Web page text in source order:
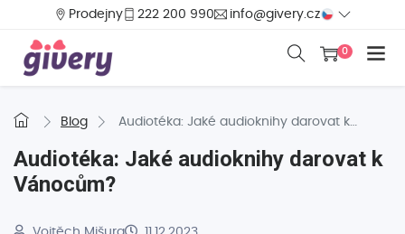
Prodejny 222 200 990 info@givery.cz
0
Blog
Audiotéka: Jaké audioknihy darovat k
Audiotéka: Jaké audioknihy darovat k
Vánocům?